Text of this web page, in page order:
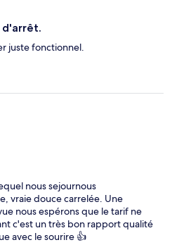
d'arrêt.
juste fonctionnel.
nous sejournous
vraie douce carrelée. Une
nous espérons que le tarif ne
c'est un très bon rapport qualité
avec le sourire 👍